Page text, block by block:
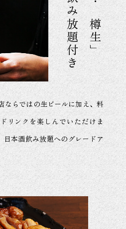
ならではの生ビールに加え、料
リンクを楽しんでいただけま
日本酒飲み放題へのグレードア